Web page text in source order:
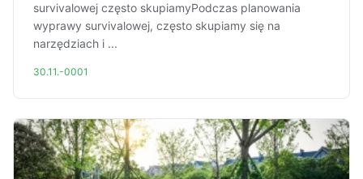
survivalowej często skupiamyPodczas planowania
wyprawy survivalowej, często skupiamy się na
narzędziach i ...
30.11.-0001